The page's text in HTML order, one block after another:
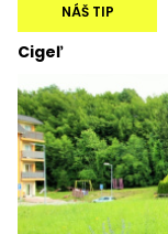
Cigeľ
NÁŠ TIP